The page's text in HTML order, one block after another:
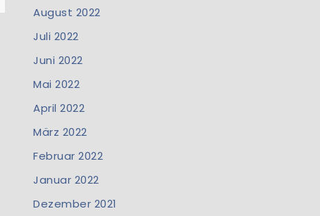
August 2022
Juli 2022
Juni 2022
Mai 2022
April 2022
März 2022
Februar 2022
Januar 2022
Dezember 2021